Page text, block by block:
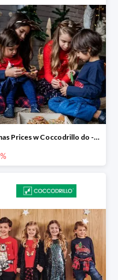
Xmas Prices w Coccodrillo do -80%